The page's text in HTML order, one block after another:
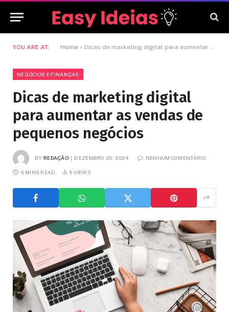
YOU ARE AT: Home » Dicas de marketing digital para aumentar as vendas de pequenos negócios
NEGÓCIOS E FINANÇAS
Dicas de marketing digital
para aumentar as vendas de
pequenos negócios
BY REDAÇÃO DEZEMBRO 20, 2024 NENHUM COMENTÁRIO
4 MINS READ 6 VIEWS